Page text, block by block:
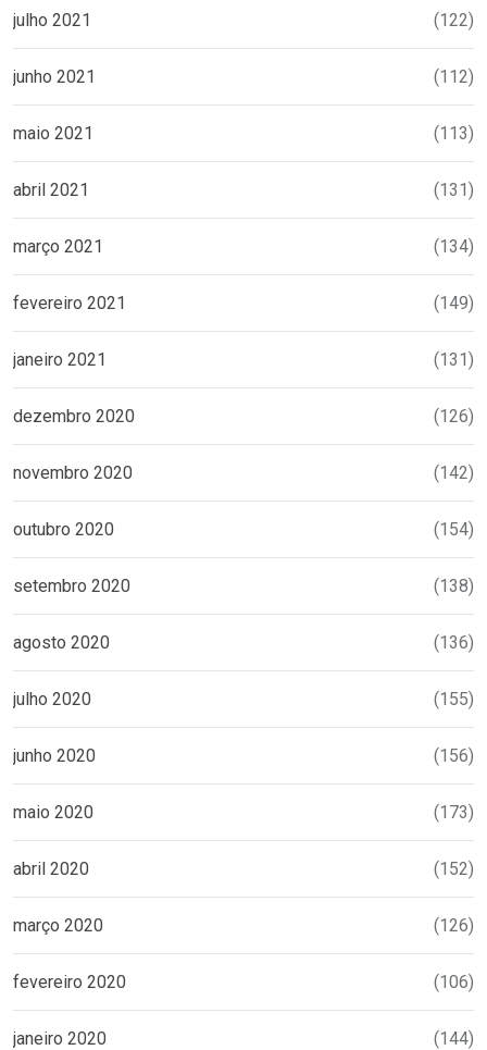
julho 2021 (122)
junho 2021 (112)
maio 2021 (113)
abril 2021 (131)
março 2021 (134)
fevereiro 2021 (149)
janeiro 2021 (131)
dezembro 2020 (126)
novembro 2020 (142)
outubro 2020 (154)
setembro 2020 (138)
agosto 2020 (136)
julho 2020 (155)
junho 2020 (156)
maio 2020 (173)
abril 2020 (152)
março 2020 (126)
fevereiro 2020 (106)
janeiro 2020 (144)